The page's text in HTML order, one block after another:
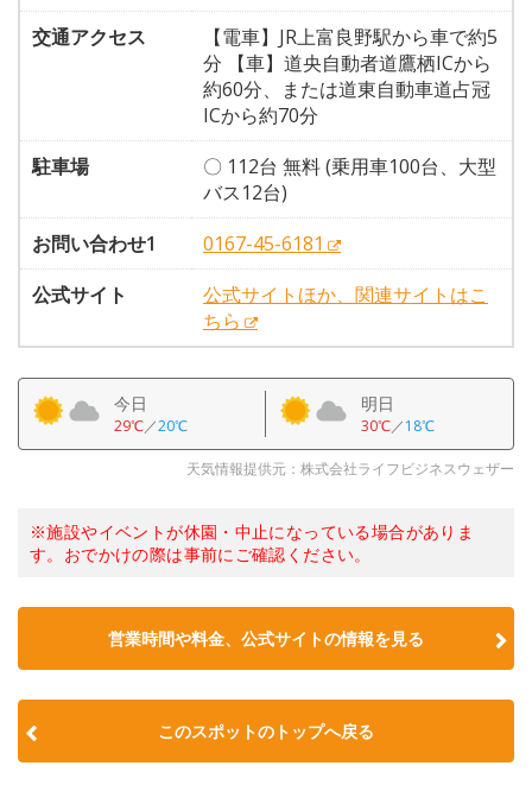
交通アクセス
【電車】JR上富良野駅から車で約5
分 【車】道央自動者道鷹栖ICから
約60分、または道東自動車道占冠
ICから約70分
駐車場
〇 112台 無料 (乗用車100台、大型
バス12台)
お問い合わせ1
0167-45-6181
公式サイト
公式サイトほか、関連サイトはこ
ちら
今日
29℃／20℃
明日
30℃／18℃
天気情報提供元：株式会社ライフビジネスウェザー
※施設やイベントが休園・中止になっている場合がありま
す。おでかけの際は事前にご確認ください。
営業時間や料金、公式サイトの情報を見る
このスポットのトップへ戻る